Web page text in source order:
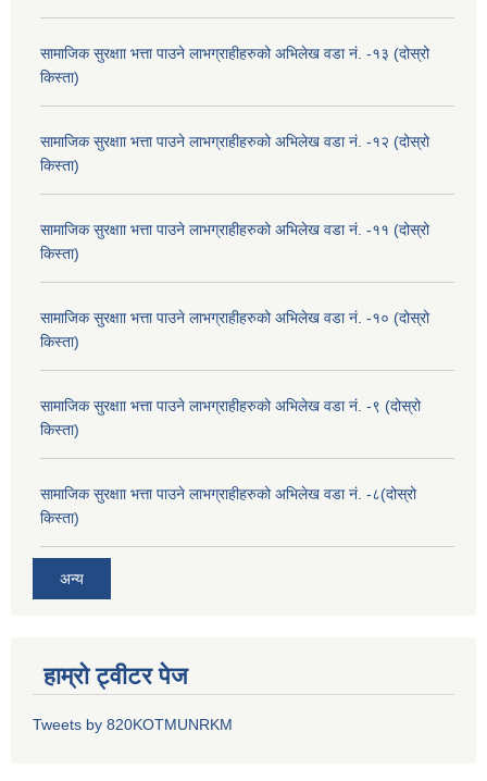
सामाजिक सुरक्षाा भत्ता पाउने लाभग्राहीहरुको अभिलेख वडा नं. -१३ (दोस्रो
किस्ता)
सामाजिक सुरक्षाा भत्ता पाउने लाभग्राहीहरुको अभिलेख वडा नं. -१२ (दोस्रो
किस्ता)
सामाजिक सुरक्षाा भत्ता पाउने लाभग्राहीहरुको अभिलेख वडा नं. -११ (दोस्रो
किस्ता)
सामाजिक सुरक्षाा भत्ता पाउने लाभग्राहीहरुको अभिलेख वडा नं. -१० (दोस्रो
किस्ता)
सामाजिक सुरक्षाा भत्ता पाउने लाभग्राहीहरुको अभिलेख वडा नं. -९ (दोस्रो
किस्ता)
सामाजिक सुरक्षाा भत्ता पाउने लाभग्राहीहरुको अभिलेख वडा नं. -८(दोस्रो
किस्ता)
अन्य
हाम्रो ट्वीटर पेज
Tweets by 820KOTMUNRKM